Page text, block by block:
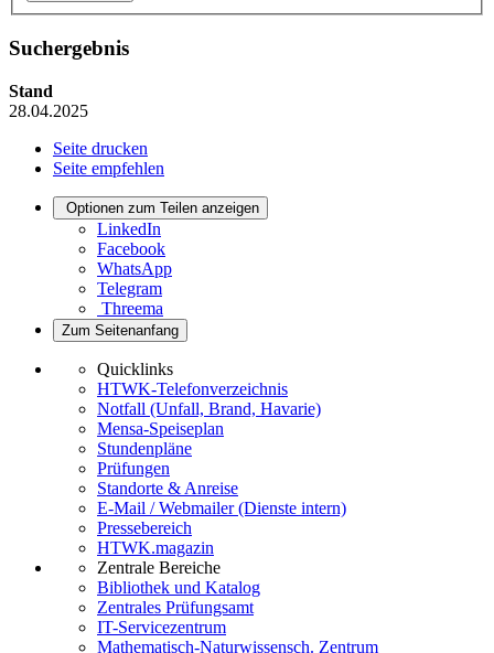
Suchergebnis
Stand
28.04.2025
Seite drucken
Seite empfehlen
Optionen zum Teilen anzeigen
LinkedIn
Facebook
WhatsApp
Telegram
Threema
Zum Seitenanfang
Quicklinks
HTWK-Telefonverzeichnis
Notfall (Unfall, Brand, Havarie)
Mensa-Speiseplan
Stundenpläne
Prüfungen
Standorte & Anreise
E-Mail / Webmailer (Dienste intern)
Pressebereich
HTWK.magazin
Zentrale Bereiche
Bibliothek und Katalog
Zentrales Prüfungsamt
IT-Servicezentrum
Mathematisch-Naturwissensch. Zentrum